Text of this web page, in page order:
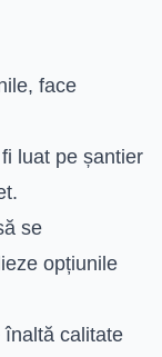
face
luat pe șantier
se
opțiunile
înaltă calitate